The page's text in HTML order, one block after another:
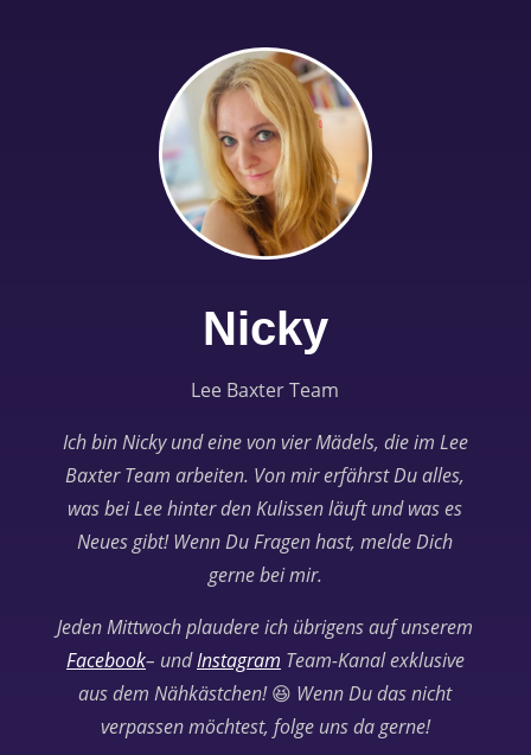
Nicky
Lee Baxter Team
Ich bin Nicky und eine von vier Mädels, die im Lee
Baxter Team arbeiten. Von mir erfährst Du alles,
was bei Lee hinter den Kulissen läuft und was es
Neues gibt! Wenn Du Fragen hast, melde Dich
gerne bei mir.
Jeden Mittwoch plaudere ich übrigens auf unserem
Facebook– undInstagram Team-Kanal exklusive
aus dem Nähkästchen!😆 Wenn Du das nicht
verpassen möchtest, folge uns da gerne!